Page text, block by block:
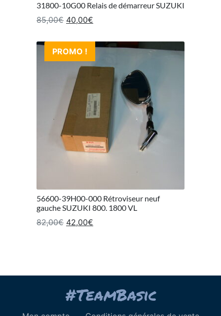
31800-10G00 Relais de démarreur SUZUKI
85,00€ Le prix initial était : 85,00€.
40,00€
PROMO !
56600-39H00-000 Rétroviseur neuf
gauche SUZUKI 800. 1800 VL
82,00€ Le prix initial était : 82,00€.
42,00€